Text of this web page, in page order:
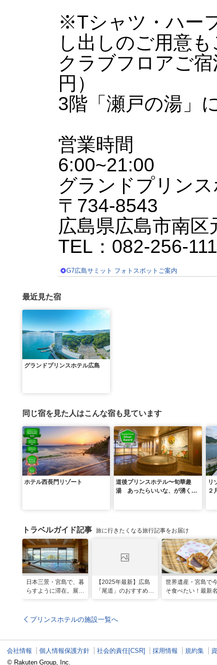
※Tシャツ・ハー
し出しのご用意
クラブフロアご
円）
3階「瀬戸の湯」
営業時間
6:00~21:00
グランドプリン
〒734-8543
広島県広島市南区
TEL：082-256-
G7広島サミット フォトスポットご案内
最近見た宿
グランドプリンスホテル広島
同じ宿を見た人はこんな宿も見ています
ホテル西長門リゾート
道後プリンスホテル〜旬華趣
湯 あったらいいな、が湧く湯
リ
２
トラベルガイド記事 旅に行きたくなる旅行記事をお届け
日本三景・宮島で、暮
らすように滞在。展望
【2025年最新】広島
「尾道」のおすすめ観
世界遺産・宮島で
そ食べたい！最新
プリンスホテルの施設一覧へ
会社情報 個人情報保護方針 社会的責任[CSR] 採用情報 規約集
© Rakuten Group, Inc.